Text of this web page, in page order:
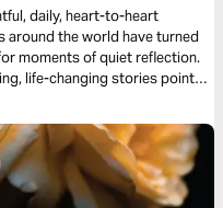
daily, heart-to-heart
around the world have turned
moments of quiet reflection.
life-changing stories point